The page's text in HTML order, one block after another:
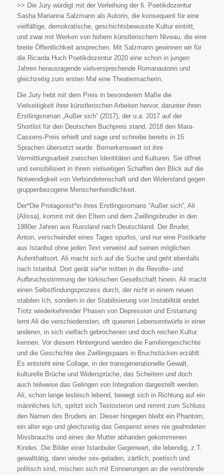
>> Die Jury würdigt mit der Verleihung der 6. Poetikdozentur
Sasha Marianna Salzmann als Autorin, die konsequent für eine
vielfältige, demokratische, geschichtsbewusste Kultur eintritt,
und zwar mit Werken von hohem künstlerischem Niveau, die eine
breite Öffentlichkeit ansprechen. Mit Salzmann gewinnen wir für
die Ricarda Huch Poetikdozentur 2020 eine schon in jungen
Jahren herausragende vielversprechende Romanautorin und
gleichzeitig zum ersten Mal eine Theatermacherin.
Die Jury hebt mit dem Preis in besonderem Maße die
Vielseitigkeit ihrer künstlerischen Arbeiten hervor, darunter ihren
Erstlingsroman „Außer sich“ (2017), der u.a. 2017 auf der
Shortlist für den Deutschen Buchpreis stand, 2018 den Mara-
Cassens-Preis erhielt und sage und schreibe bereits in 15
Sprachen übersetzt wurde. Bemerkenswert ist ihre
Vermittlungsarbeit zwischen Identitäten und Kulturen. Sie öffnet
und sensibilisiert in ihrem vielseitigen Schaffen den Blick auf die
Notwendigkeit von Verbündetenschaft und den Widerstand gegen
gruppenbezogene Menschenfeindlichkeit.
Der*Die Protagonist*in ihres Erstlingsromans “Außer sich”, Ali
(Alissa), kommt mit den Eltern und dem Zwillingsbruder in den
1980er Jahren aus Russland nach Deutschland. Der Bruder,
Anton, verschwindet eines Tages spurlos, und nur eine Postkarte
aus Istanbul ohne jeden Text verweist auf seinen möglichen
Aufenthaltsort. Ali macht sich auf die Suche und geht ebenfalls
nach Istanbul. Dort gerät sie*er mitten in die Revolte- und
Aufbruchsstimmung der türkischen Gesellschaft hinein. Ali macht
einen Selbstfindungsprozess durch, der nicht in einem neuen
stabilen Ich, sondern in der Stabilisierung von Instabilität endet.
Trotz wiederkehrender Phasen von Depression und Erstarrung
lernt Ali die verschiedensten, oft queeren Lebensentwürfe in einer
anderen, in sich vielfach gebrochenen und doch reichen Kultur
kennen. Vor diesem Hintergrund werden die Familiengeschichte
und die Geschichte des Zwillingspaars in Bruchstücken erzählt:
Es entsteht eine Collage, in der transgenerationelle Gewalt,
kulturelle Brüche und Widersprüche, das Scheitern und doch
auch teilweise das Gelingen von Integration dargestellt werden.
Ali, schon lange lesbisch lebend, bewegt sich in Richtung auf ein
männliches Ich, spritzt sich Testosteron und nimmt zum Schluss
den Namen des Bruders an. Dieser hingegen bleibt ein Phantom,
ein alter ego und gleichzeitig das Gespenst eines nie geahndeten
Missbrauchs und eines der Mutter abhanden gekommenen
Kindes. Die Bilder einer Istanbuler Gegenwart, die lebendig, z.T.
gewalttätig, dann wieder sex-geladen, zärtlich, poetisch und
politisch sind, mischen sich mit Erinnerungen an die verstörende